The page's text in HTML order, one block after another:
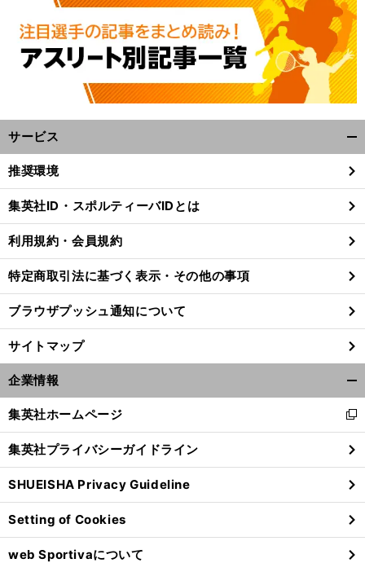
サービス
閉
る
推奨環境
集英社ID・スポルティーバIDとは
利用規約・会員規約
特定商取引法に基づく表示・その他の事項
ブラウザプッシュ通知について
サイトマップ
企業情報
閉
る
集英社ホームページ
新
し
い
ウ
ィ
ン
ド
ウ
で
集英社プライバシーガイドライン
SHUEISHA Privacy Guideline
Setting of Cookies
web Sportivaについて